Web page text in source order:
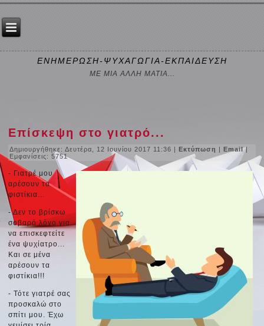
ΕΝΗΜΕΡΩΣΗ-ΨΥΧΑΓΩΓΙΑ-ΕΚΠΑΙΔΕΥΣΗ
ΜΕ ΜΙΑ ΑΛΛΗ ΜΑΤΙΑ...
Επίσκεψη στο γιατρό...
Δημιουργήθηκε: Δευτέρα, 12 Ιουνίου 2017 11:36 |Εκτύπωση |Email|
Εμφανίσεις: 5751
- Γιατρέ μου
αρέσουν τα
φιστίκια...
- Δεν το βρίσκω
σοβαρό λόγο για
να επισκεφτείτε
ένα ψυχίατρο...
Και σε μένα
αρέσουν τα
φιστίκια!!!
- Τότε γιατρέ σας
προσκαλώ στο
σπίτι μου. Έχω